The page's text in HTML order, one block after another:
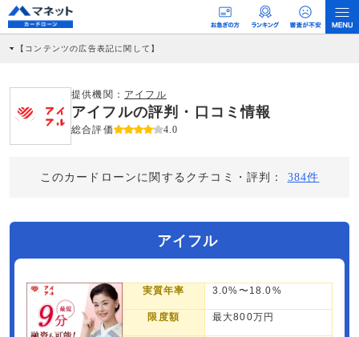
【コンテンツの広告表記に関して】
社に対して企業から紹介報酬が支払われるという収益モデルです。 ただし、特定の
商品を根拠なくPRするものではなく、当編集部の調査／ユーザーへの口コミ収集な
どに基づき、公平性を担保した情報提供を行っています。
>提携企業一覧
提供機関： アイフル
アイフルの評判・口コミ情報
総合評価 4.0
このカードローンに関するクチコミ・評判： 384件
アイフル
実質年率 3.0%〜18.0%
限度額 最大800万円